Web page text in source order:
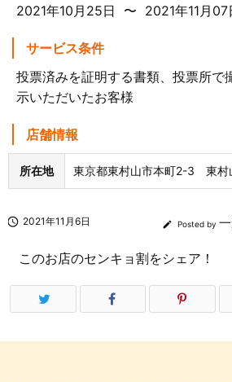
2021年10月25日 〜 2021年11月07
サービス条件
投票済みを証明する書類、投票所で
示いただいたお客様
店舗情報
所在地 東京都東村山市本町2-3 東村
 2021年11月6日  Posted by
このお店のセンキョ割をシェア！